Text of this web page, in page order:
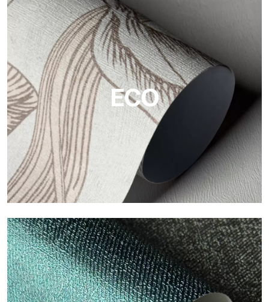
Vinyl
Die Vinyloberflächen der Tapeten von Tecnografica bieten
widerstandsfähige, strukturierte und optisch anspruchsvolle
Flächen.
ECO
ECO
Eco von Tecnografica ist die ökologische Tapete aus
Zellulosefaser: nachhaltige Unterstützung, ohne PVC, mit
hellen Farben und hoher Qualität.